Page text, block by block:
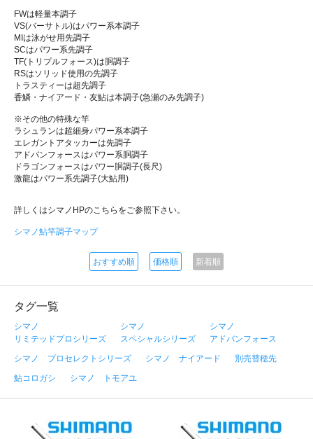
FWは軽量本調子
VS(バーサトル)はパワー系本調子
MIは泳がせ用先調子
SCはパワー系先調子
TF(トリプルフォース)は胴調子
RSはソリッド使用の先調子
トラスティーは超先調子
香鱗・ナイアード・友鮎は本調子(急瀬のみ先調子)
※その他の特殊な竿
ラシュランは超細身パワー系本調子
エレガントアタッカーは先調子
アドバンフォースはパワー系胴調子
ドラゴンフォースはパワー胴調子(長尺)
激龍はパワー系先調子(大鮎用)
詳しくはシマノHPのこちらをご参照下さい。
シマノ鮎竿調子マップ
おすすめ順 価格順 新着順
タグ一覧
シマノ
リミテッドプロシリーズ
シマノ
スペシャルシリーズ
シマノ
アドバンフォース
シマノ プロセレクトシリーズ
シマノ ナイアード
別売替穂先
鮎コロガシ
シマノ トモアユ